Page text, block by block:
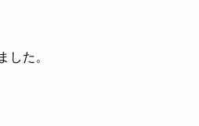
した。